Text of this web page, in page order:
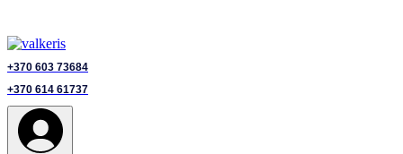
+370 603 73684
+370 614 61737